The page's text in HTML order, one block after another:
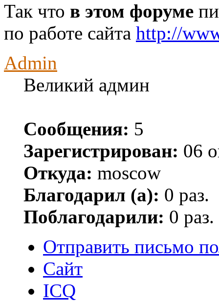
Так что в этом форуме
по работе сайта http://
Admin
Великий админ
Сообщения: 5
Зарегистрирован: 06
Откуда: moscow
Благодарил (а): 0 раз.
Поблагодарили: 0 раз.
Отправить письмо
Сайт
ICQ